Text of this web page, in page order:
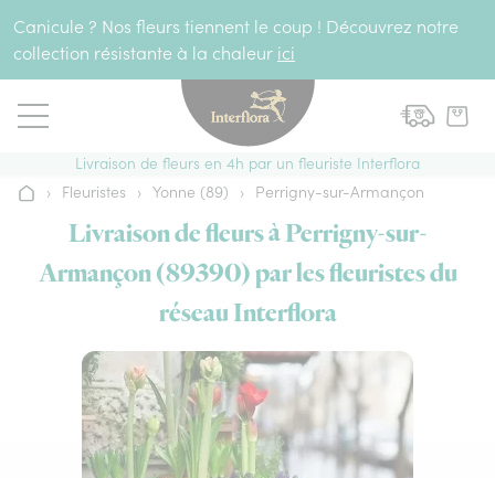
Canicule ? Nos fleurs tiennent le coup ! Découvrez notre
collection résistante à la chaleur ici
Livraison de fleurs en 4h par un fleuriste Interflora
Accueil
› Fleuristes › Yonne (89) › Perrigny-sur-Armançon
Livraison de fleurs à Perrigny-sur-
Armançon (89390) par les fleuristes du
réseau Interflora